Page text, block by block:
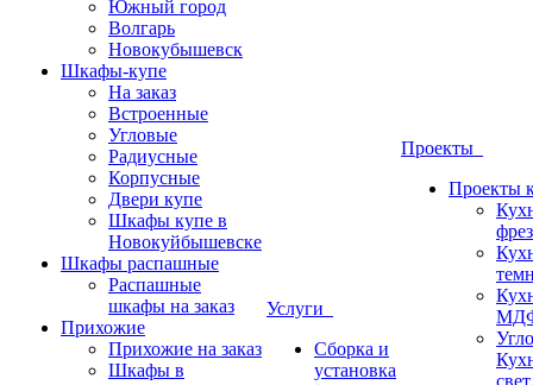
Южный город
Волгарь
Новокубышевск
Шкафы-купе
На заказ
Встроенные
Угловые
Радиусные
Корпусные
Двери купе
Шкафы купе в
Новокуйбышевске
Шкафы распашные
Распашные
шкафы на заказ
Прихожие
Прихожие на заказ
Шкафы в
Услуги
Сборка и
установка
Проекты
Проекты
МДФ